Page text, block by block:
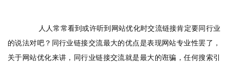
人人常常看到或许听到网站优化时交流链接肯定要同行业
的说法对吧？同行业链接交流最大的优点是表现网站专业性罢了，
关于网站优化来讲，同行业链接交流就是最大的诳骗，任何搜索引